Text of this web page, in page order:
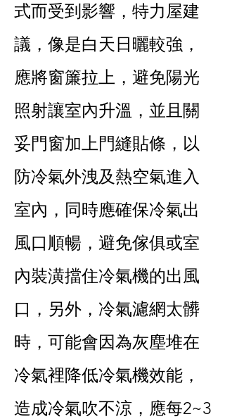
式而受到影響，特力屋建
議，像是白天日曬較強，
應將窗簾拉上，避免陽光
照射讓室內升溫，並且關
妥門窗加上門縫貼條，以
防冷氣外洩及熱空氣進入
室內，同時應確保冷氣出
風口順暢，避免傢俱或室
內裝潢擋住冷氣機的出風
口，另外，冷氣濾網太髒
時，可能會因為灰塵堆在
冷氣裡降低冷氣機效能，
造成冷氣吹不涼，應每2~3